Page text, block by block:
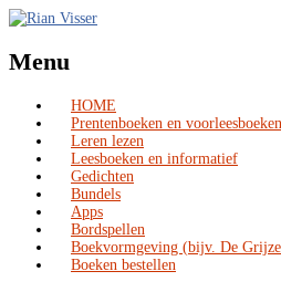
Menu
Skip
to
content
HOME
Prentenboeken en voorleesboeken
Leren lezen
Leesboeken en informatief
Gedichten
Bundels
Apps
Bordspellen
Boekvormgeving (bijv. De Grijze
Boeken bestellen